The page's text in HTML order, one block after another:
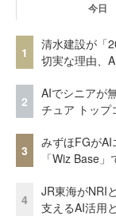
今日
1
清水建設が「
切実な理由、
2
AIでシニアが
チュア トップ
3
みずほFGが
「Wiz Base
4
JR東海がNRI
支えるAI活用